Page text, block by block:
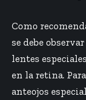
Como
se debe
lentes
en la retina.
anteojos